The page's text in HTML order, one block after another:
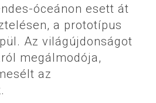
óceánon esett át
a prototípus
Az világújdonságot
megálmodója,
az